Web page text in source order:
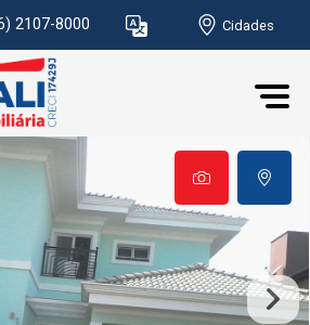
2107-8000 Cidades